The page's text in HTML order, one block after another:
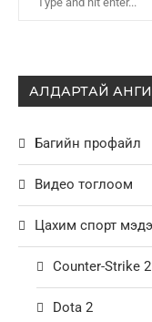
АЛДАРТАЙ
Багийн профайл
Видео тоглоом
Цахим спорт
Counter-Strike 2
Dota 2